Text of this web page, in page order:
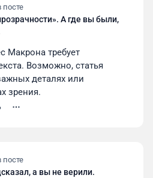
посте
А где вы были,
Макрона требует
Возможно, статья
деталях или
зрения.
посте
а вы не верили.